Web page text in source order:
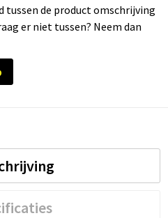
de product omschrijving
er niet tussen? Neem dan